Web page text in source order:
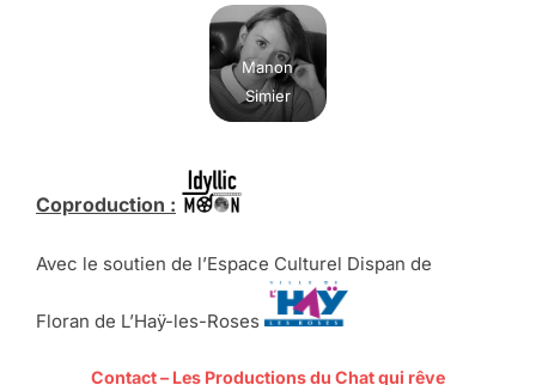
Manon
Simier
Coproduction :
Avec le soutien de l’Espace Culturel Dispan de
Floran de L’Haÿ-les-Roses
Contact – Les Productions du Chat qui rêve